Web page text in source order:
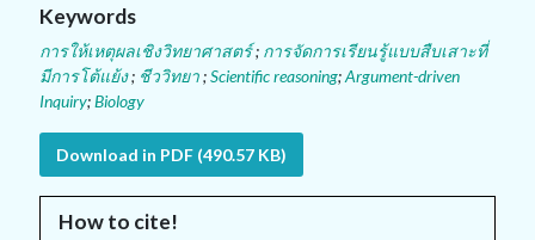
Keywords
การให้เหตุผลเชิงวิทยาศาสตร์; การจัดการเรียนรู้แบบสืบเสาะที่
มีการโต้แย้ง; ชีววิทยา;Scientific reasoning;Argument-driven
Inquiry;Biology
Download in PDF (490.57 KB)
How to cite!